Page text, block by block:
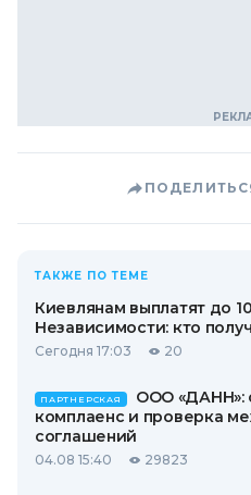
ТАКЖЕ ПО ТЕМЕ
Киевлянам выплатят до
Независимости: кто
Сегодня 17:03 20
ПАРТНЕРСКАЯ
ООО «ДАНН»:
комплаенс и проверка
соглашений
04.08 15:40 29823